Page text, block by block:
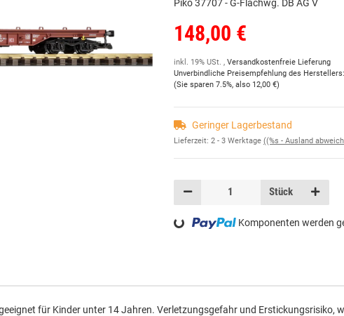
Piko 37707 - G-Flachwg. DB AG V
148,00 €
inkl. 19% USt. , Versandkostenfreie Lieferung
Unverbindliche Preisempfehlung des Herstellers:
(Sie sparen 7.5%, also 12,00 €)
Geringer Lagerbestand
Lieferzeit: 2 - 3 Werktage ((%s - Ausland
Stück
Loading... Komponenten werden
für Kinder unter 14 Jahren. Verletzungsgefahr und Erstickungsrisiko,